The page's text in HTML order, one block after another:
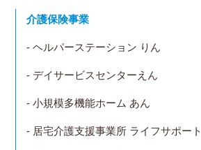
介護保険事業
- ヘルパーステーション りん
- デイサービスセンターえん
- 小規模多機能ホーム あん
- 居宅介護支援事業所 ライフサポート